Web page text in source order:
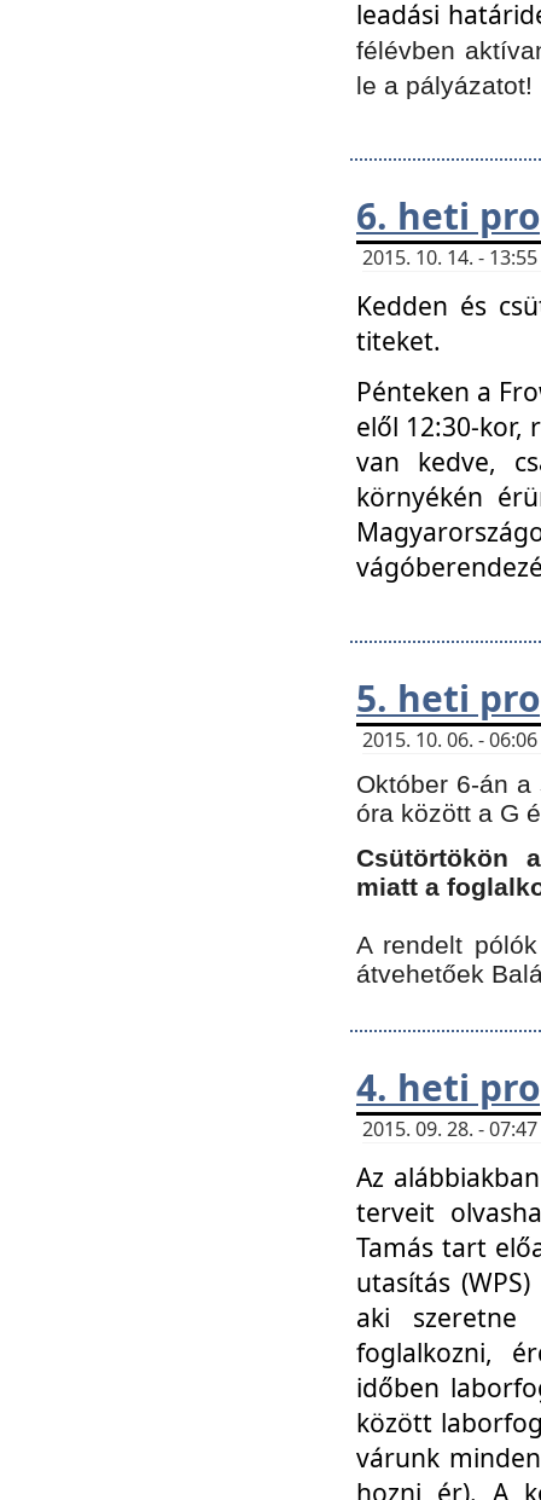
leadási
félévben
le a pályázatot!
6. heti
2015. 10. 14. -
Kedden és
titeket.
Pénteken a
elől 12:30-kor,
van kedve,
környékén
5. heti
2015. 10. 06. -
Október 6-án
óra között a G
Csütörtökön
miatt a
A rendelt
átvehetőek
4. heti
2015. 09. 28. -
Az
terveit
Tamás tart
utasítás
aki szeretne
foglalkozni,
időben
között
várunk
hozni ér). A